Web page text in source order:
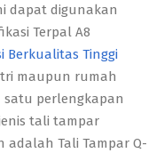
dapat digunakan
Terpal A8
Berkualitas Tinggi
maupun rumah
perlengkapan
tali tampar
Tali Tampar Q-